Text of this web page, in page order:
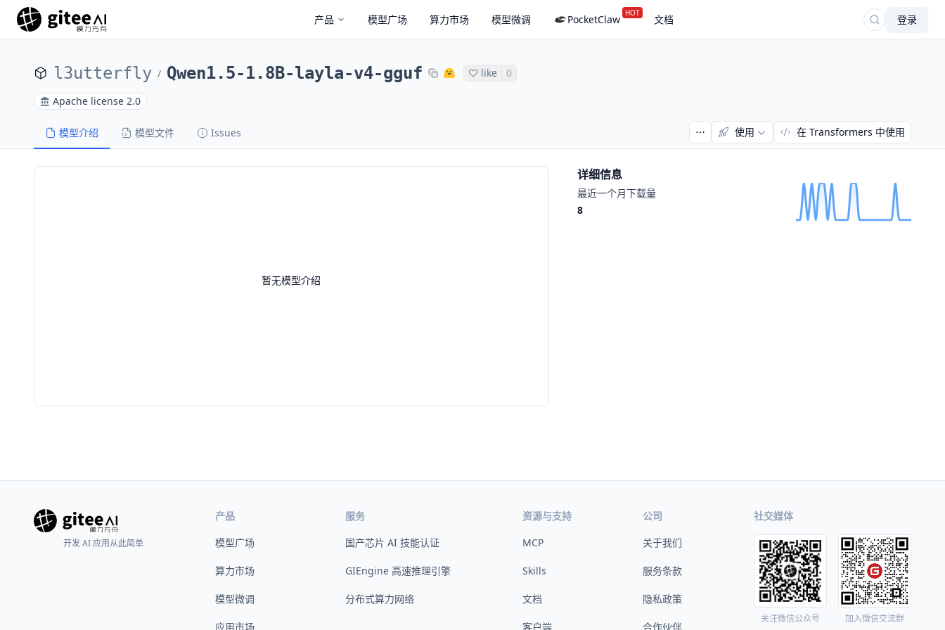
产品 模型广场 算力市场 模型微调 PocketClaw HOT 文档 登录
l3utterfly / Qwen1.5-1.8B-layla-v4-gguf like 0
Apache license 2.0
模型介绍 模型文件 Issues 使用 在 Transformers 中使用
暂无模型介绍
详细信息
最近一个月下载量
8
开发 AI 应用从此简单
产品
模型广场
算力市场
模型微调
应用市场
服务
国产芯片 AI 技能认证
GIEngine 高速推理引擎
分布式算力网络
资源与支持
MCP
Skills
文档
客户端
公司
关于我们
服务条款
隐私政策
合作伙伴
社交媒体
关注微信公众号 加入微信交流群